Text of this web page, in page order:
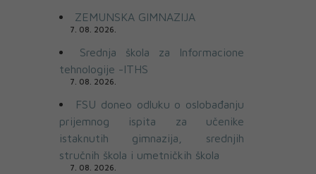
ZEMUNSKA GIMNAZIJA
7. 08. 2026.
Srednja škola za Informacione
tehnologije -ITHS
7. 08. 2026.
FSU doneo odluku o oslobađanju
prijemnog ispita za učenike
istaknutih gimnazija, srednjih
stručnih škola i umetničkih škola
7. 08. 2026.